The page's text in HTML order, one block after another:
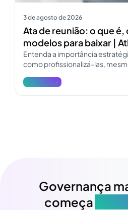
3 de agosto de 2026
Ata de reunião: o que
modelos para baixar |
Entenda a importância
como profissionalizá-las,
Ver mais
Governança
começa